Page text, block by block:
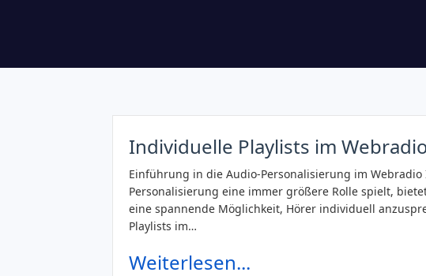
Individuelle Playlists im
Einführung in die Audio-Personalisierung im
Personalisierung eine immer größere Rolle spielt,
eine spannende Möglichkeit, Hörer individuell
Playlists im…
Weiterlesen...